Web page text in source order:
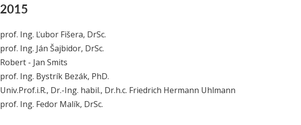
2015
prof. Ing. Ľubor Fišera, DrSc.
prof. Ing. Ján Šajbidor, DrSc.
Robert - Jan Smits
prof. Ing. Bystrík Bezák, PhD.
Univ.Prof.i.R., Dr.-Ing. habil., Dr.h.c. Friedrich Hermann Uhlmann
prof. Ing. Fedor Malík, DrSc.